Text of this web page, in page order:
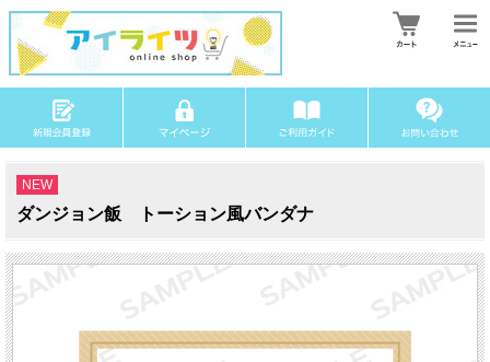
NEW
ダンジョン飯 トーション風バンダナ